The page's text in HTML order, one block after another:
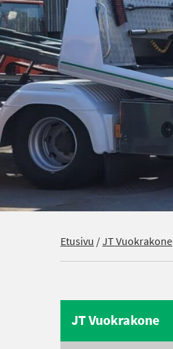
Etusivu /JT Vuokrakone
JT Vuokrakone